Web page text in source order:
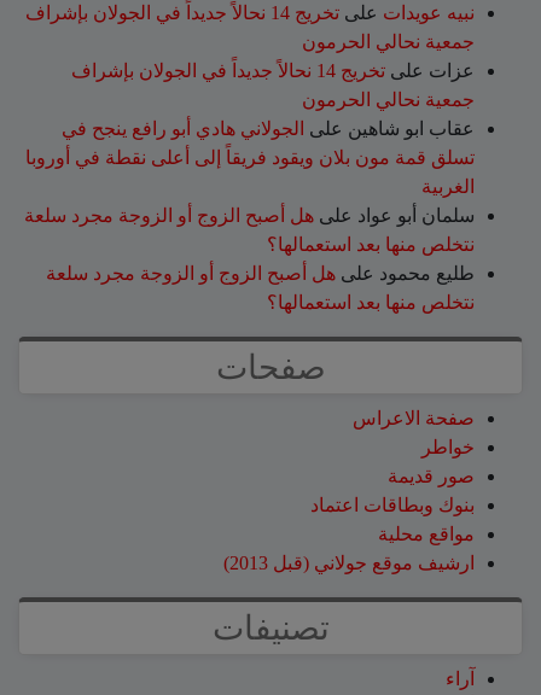
نبيه عويدات على
تخريج 14 نحالاً جديداً في الجولان بإشراف
جمعية نحالي الحرمون
عزات على
تخريج 14 نحالاً جديداً في الجولان بإشراف
جمعية نحالي الحرمون
عقاب ابو شاهين على الجولاني هادي أبو رافع ينجح في
تسلق قمة مون بلان ويقود فريقاً إلى أعلى نقطة في أوروبا
الغربية
سلمان أبو عواد على هل أصبح الزوج أو الزوجة مجرد سلعة
نتخلص منها بعد استعمالها؟
طليع محمود على هل أصبح الزوج أو الزوجة مجرد سلعة
نتخلص منها بعد استعمالها؟
صفحات
صفحة الاعراس
خواطر
صور قديمة
بنوك وبطاقات اعتماد
مواقع محلية
ارشيف موقع جولاني (قبل 2013)
تصنيفات
آراء